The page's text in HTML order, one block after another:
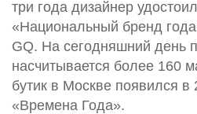
три года дизайнер
«Национальный бренд
GQ. На сегодняшний день
насчитывается более 160
бутик в Москве появился в
«Времена Года».